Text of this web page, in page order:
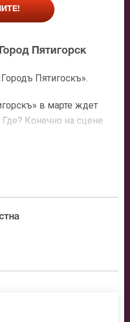
Пятигорск
Пятигоскъ».
в марте ждет
Конечно на сцене
«Планета КВН»!
сидя у экранов
краснодарской
а уж о музыкальности
никто вообще не спорит.
что главное, ведь они